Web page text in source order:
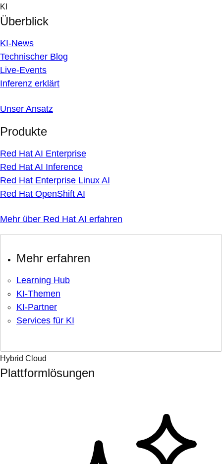
Skip
to
content
KI
Überblick
KI-News
Technischer Blog
Live-Events
Inferenz erklärt
Unser Ansatz
Produkte
Red Hat AI Enterprise
Red Hat AI Inference
Red Hat Enterprise Linux AI
Red Hat OpenShift AI
Mehr über Red Hat AI erfahren
Mehr erfahren
Learning Hub
KI-Themen
KI-Partner
Services für KI
Hybrid Cloud
Plattformlösungen